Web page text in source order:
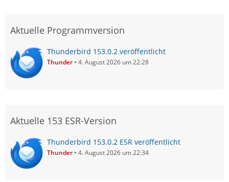
Aktuelle Programmversion
Thunderbird 153.0.2 veröffentlicht
Thunder 4. August 2026 um 22:28
Aktuelle 153 ESR-Version
Thunderbird 153.0.2 ESR veröffentlicht
Thunder 4. August 2026 um 22:34